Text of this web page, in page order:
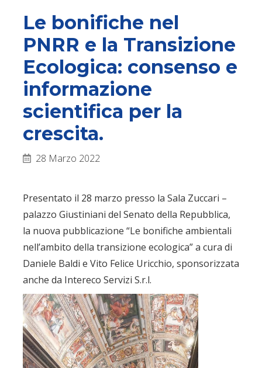
Le bonifiche nel
PNRR e la Transizione
Ecologica: consenso e
informazione
scientifica per la
crescita.
28 Marzo 2022
Presentato il 28 marzo presso la Sala Zuccari –
palazzo Giustiniani del Senato della Repubblica,
la nuova pubblicazione “Le bonifiche ambientali
nell’ambito della transizione ecologica” a cura di
Daniele Baldi e Vito Felice Uricchio, sponsorizzata
anche da Intereco Servizi S.r.l.